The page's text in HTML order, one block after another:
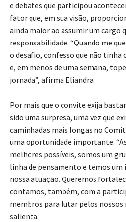
e debates que participou
fator que, em sua visão,
ainda maior ao assumir um cargo
responsabilidade. “Quando me
o desafio, confesso que não tinha
e, em menos de uma semana,
jornada”, afirma Eliandra.
Por mais que o convite exija
sido uma surpresa, uma vez que
caminhadas mais longas no
uma oportunidade importante.
melhores possíveis, somos um
linha de pensamento e temos um
nossa atuação. Queremos
contamos, também, com a
membros para lutar pelos nossos
salienta.